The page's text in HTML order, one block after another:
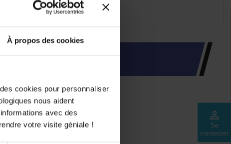
À propos des cookies
cookies pour personnaliser
nous aident
avec des
votre visite géniale !
perm_identity
Se
connecter
dégrade.